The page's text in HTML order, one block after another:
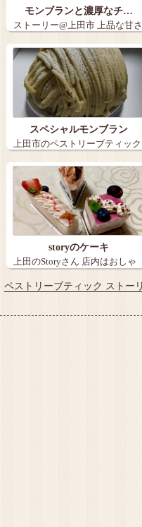
モンブランと濃厚なチ…
ストーリー@上田市 上品な甘さ
のモンブ…
スペシャルモンブラン
上田市のペストリーブティック
ストーリーで…
storyのケーキ
上田のStoryさん 店内はおしゃ
ペストリーブティック ストー